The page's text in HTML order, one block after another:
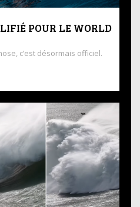
POUR LE WORLD
c’est désormais officiel.